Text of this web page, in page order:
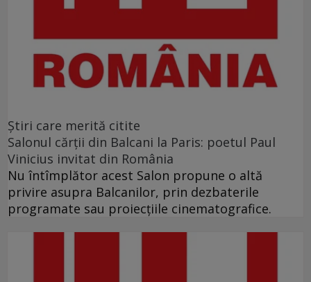
Ştiri care merită citite
Salonul cărţii din Balcani la Paris: poetul Paul
Vinicius invitat din România
Nu întîmplător acest Salon propune o altă
privire asupra Balcanilor, prin dezbaterile
programate sau proiecţiile cinematografice.